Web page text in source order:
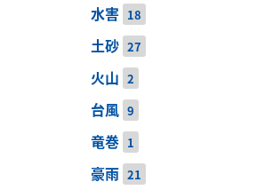
水害 18
土砂 27
火山 2
台風 9
竜巻 1
豪雨 21